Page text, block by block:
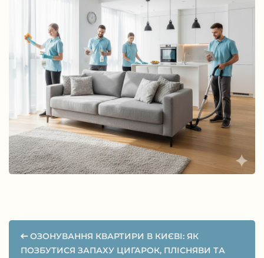
ОЗОНУВАННЯ КВАРТИРИ В КИЄВІ: ЯК
ПОЗБУТИСЯ ЗАПАХУ ЦИГАРОК, ПЛІСНЯВИ ТА